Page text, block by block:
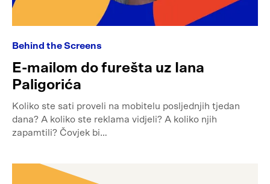
Behind the Screens
E-mailom do furešta uz Iana
Paligorića
Koliko ste sati proveli na mobitelu posljednjih tjedan
dana? A koliko ste reklama vidjeli? A koliko njih
zapamtili? Čovjek bi…